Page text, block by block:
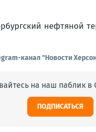
нефтяной
канал "Новости
на наш паблик в
ПОДПИСАТЬСЯ